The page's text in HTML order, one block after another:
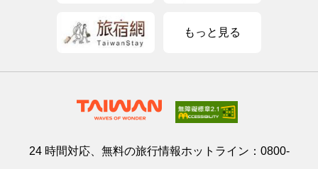
もっと見る
24 時間対応、無料の旅行情報ホットライン： 0800-